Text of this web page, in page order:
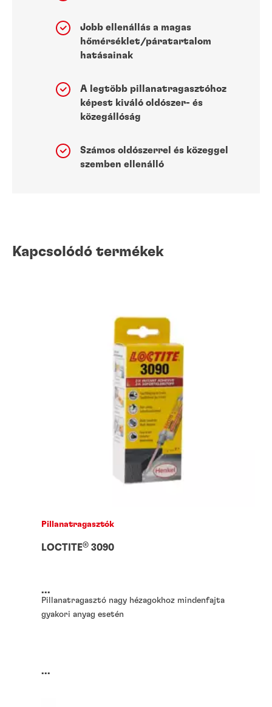
Jobb ellenállás a magas
hőmérséklet/páratartalom
hatásainak
A legtöbb pillanatragasztóhoz
képest kiváló oldószer- és
közegállóság
Számos oldószerrel és közeggel
szemben ellenálló
Kapcsolódó termékek
Pillanatragasztók
LOCTITE® 3090
...
Pillanatragasztó nagy hézagokhoz mindenfajta
gyakori anyag esetén
...